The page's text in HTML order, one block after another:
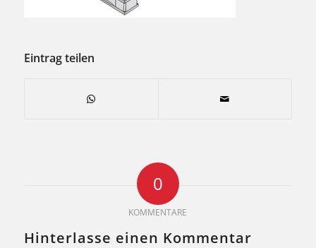
Eintrag teilen
0
KOMMENTARE
Hinterlasse einen Kommentar